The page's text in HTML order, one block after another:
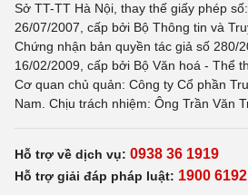
Sở TT-TT Hà Nội, thay thế giấy phép
26/07/2007, cấp bởi Bộ Thông tin và
Chứng nhận bản quyền tác giả số 280/
16/02/2009, cấp bởi Bộ Văn hoá - Thể
Cơ quan chủ quản: Công ty Cổ phần
Nam. Chịu trách nhiệm: Ông Trần Văn
Hỗ trợ về dịch vụ: 0938 36 1919
Hỗ trợ giải đáp pháp luật: 1900 6192